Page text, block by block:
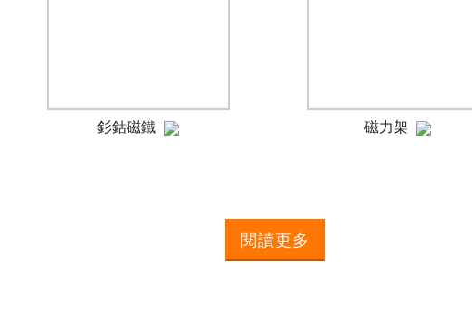
釤鈷磁鐵 磁力架
閱讀更多